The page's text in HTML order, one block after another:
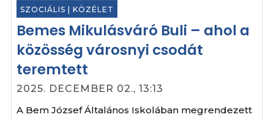
SZOCIÁLIS KÖZÉLET
Bemes Mikulásváró Buli – ahol a
közösség városnyi csodát
teremtett
2025. DECEMBER 02., 13:13
A Bem József Általános Iskolában megrendezett